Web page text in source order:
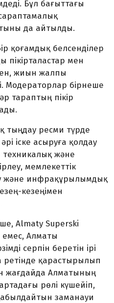
Бұл бағыттағы
да айтылды.
қоғамдық белсенділер
мен
жиын жалпы
Модераторлар бірнеше
тараптың пікір
тыңдау ресми түрде
іске асыруға қолдау
техникалық және
мемлекеттік
және инфрақұрылымдық
кезеңімен
Almaty Superski
емес, Алматы
серпін беретін ірі
ретінде қарастырылып
жағдайда Алматының
рөлі күшейіп,
заманауи